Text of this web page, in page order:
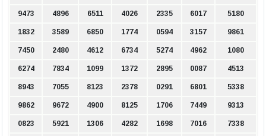
9473 4896 6511 4026 2335 6017 5180
1832 3589 6850 1774 0594 3157 9861
7450 2480 4612 6734 5274 4962 1080
6274 7834 1099 1372 2895 0087 4513
8943 7055 8123 2378 0291 6801 5338
9862 9672 4900 8125 1706 7449 9313
0823 5921 1306 4282 1698 7016 7338